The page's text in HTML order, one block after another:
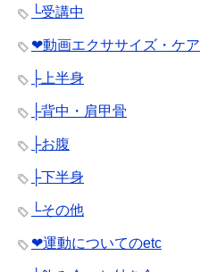
└受講中
❤︎動画エクササイズ・ケア
├上半身
├背中・肩甲骨
├お腹
├下半身
└その他
❤︎運動についてのetc